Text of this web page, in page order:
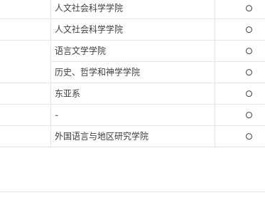
人文社会科学学院
○
人文社会科学学院 ○
语言文学学院
○
历史、哲学和神学学院
○
东亚系
○
-
○
外国语言与地区研究学院 ○